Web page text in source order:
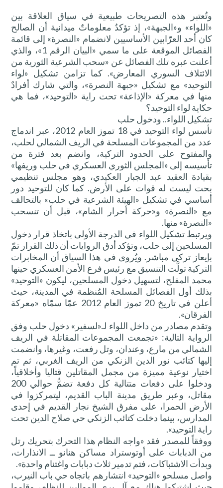
وتُعتبر هذه التصريحات طبيعية في سياق العلاقة بين
«اللواء» و«الجبهة»، إذ تؤكدُ معلوماتٌ ميدانية أن الصالح
كان أحد العرّابين الأساسيين لانضمام «النصرة» إلى قائمة
الفصائل الموقعة على ما سمي «البيان الرقم 1»، والذي
أعلنت عبره تلك الفصائل عن «سحب الشرعية الثورية من
الائتلاف السوري المعارض». كما تزامن تشكيل «لواء
التوحيد» مع تشكيل «جبهة النصرة»، والتي شارك أفرادٌ
منها في معركة «الإذاعة» تحت راية «التوحيد»، فما هي
حكاية لواء التوحيد؟
تشكيل اللواء.. ودخول حلب
تأسس لواء التوحيد في 18 تموز العام 2012، عبر اندماج
عدد من المجموعات المسلحة في الريف الشمالي لحلب،
والمفتوح على الحدود التركية، وانضم بعد فترة من
تأسيسه إلى «المجلس الثوري العسكري في حلب وريفها»
بقيادة العقيد عبد الجبار العكيدي، وهو مجلس تنظيمي
بحت ليست له قوات على الأرض. كما كان للتوحيد دور
أساسي في تشكيل «الهيئة الشرعية في حلب» بالتحالف
مع «النصرة» و«حركة أحرار الشام»، قبل أن تنسحب
«النصرة» منها.
ويرتبط تشكيل اللواء في الدرجة الأولى باتخاذ قرار دخول
المسلحين إلى حلب، وتؤكد أدق الروايات أن ذلك القرار تمّ
بإيعاز تركي مباشر. ويُروى في هذا السياق أن المخابرات
التركية تولَّت التنسيق مع رئيس فرع الأمن العسكري حينها
محمد المفلح، لتسهيل دخول المسلحين، ليكون «التوحيد»
بذلك أول الفصائل المسلحة المُنظمة في المدينة، حيث
أعلن في تاريخ 20 تموز العام 2012 عمّا سمّاه «معركة
الفرقان».
وتقدم مصادر من داخل اللواء لـ«لسفير» دخول حلب وفق
الرواية التالية: «تجمعت المجموعات المقاتلة في الريف
الشمالي من مارع، وعندان، وتل رفعت، وغيرها، وانضمت
إليها كتائب نور الدين الزنكي من الريف الغربي، ثم تم
اختيار نوعية مميزة من مجمل المقاتلين قتاليا وأخلاقياً،
ودخلوا على دفعات متتالية كل دفعة تضمُّ حوالي 200
مقاتل، وعبر طريق مدينة الباب القديم، ليتمركزوا في
الأرض الحمرا، على مفرق الشيخ نجار القديم في إحدى
المدارس، بينما دخلت كتائب الزنكي حي صلاح الدين تحت
راية التوحيد».
ووفقاً للمصدر فقد «واجه النظام هذا التحرك بتحريك رتل
من الدبابات على أوتوستراد مساكن هنانو ــ الانذارات،
وبدأت الاشتباكات، فتم تدمير ثلاث دبابات واغتنام واحدة».
واصل مسلحو «التوحيد» انتشارهم باتجاه حي باب النيرب،